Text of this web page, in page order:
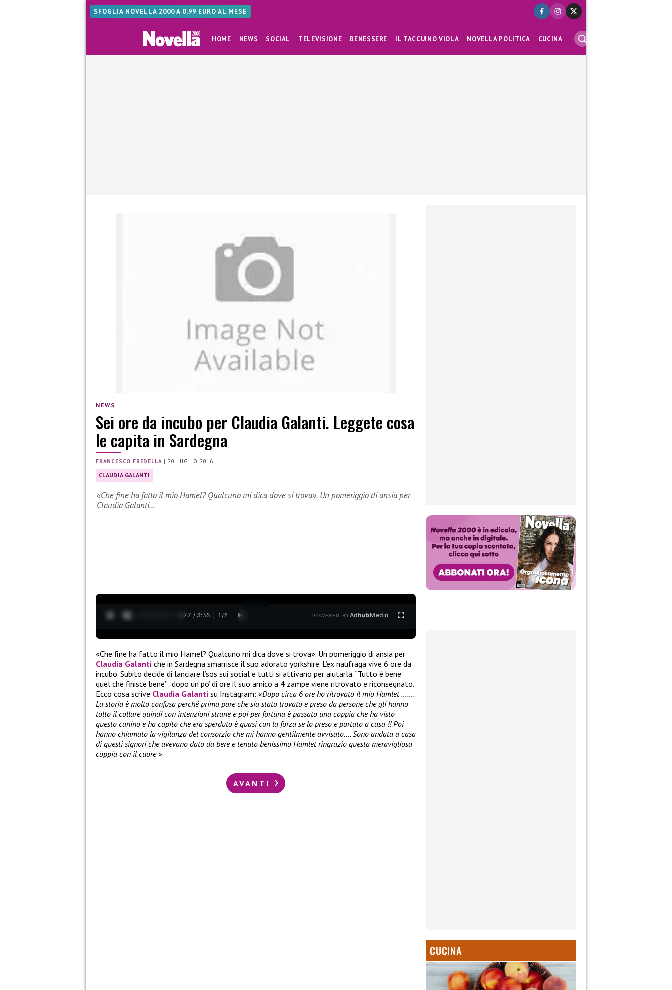
SFOGLIA NOVELLA 2000 A 0,99 EURO AL MESE
HOME NEWS SOCIAL TELEVISIONE BENESSERE IL TACCUINO VIOLA NOVELLA POLITICA CUCINA
NEWS
Sei ore da incubo per Claudia Galanti. Leggete cosa
le capita in Sardegna
FRANCESCO FREDELLA | 20 LUGLIO 2016
CLAUDIA GALANTI
«Che fine ha fatto il mio Hamel? Qualcuno mi dica dove si trova». Un pomeriggio di ansia per
Claudia Galanti…
0:28 / 3:35 1 /2 POWERED BYAdhubMedia
«Che fine ha fatto il mio Hamel? Qualcuno mi dica dove si trova». Un pomeriggio di ansia per
Claudia Galanti che in Sardegna smarrisce il suo adorato yorkshire. L’ex naufraga vive 6 ore da
incubo. Subito decide di lanciare l’sos sui social e tutti si attivano per aiutarla. “Tutto è bene
quel che finisce bene”: dopo un po’ di ore il suo amico a 4 zampe viene ritrovato e riconsegnato.
Ecco cosa scrive Claudia Galanti su Instagram: «Dopo circa 6 ore ho ritrovato il mio Hamlet …….
La storia è molto confusa perché prima pare che sia stato trovato e preso da persone che gli hanno
tolto il collare quindi con intenzioni strane e poi per fortuna è passato una coppia che ha visto
questo canino e ha capito che era sperduto è quasi con la forza se lo preso e portato a casa !! Poi
hanno chiamato la vigilanza del consorzio che mi hanno gentilmente avvisato…. Sono andata a casa
di questi signori che avevano dato da bere e tenuto benissimo Hamlet ringrazio questa meravigliosa
coppia con il cuore»
AVANTI
CUCINA